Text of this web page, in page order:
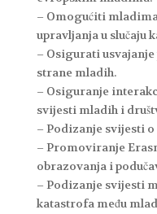
– Omogućiti
upravljanja u slučaju
– Osigurati
strane mladih.
– Osiguranje
svijesti mladih i
– Podizanje svijesti
– Promoviranje
obrazovanja i
– Podizanje svijesti
katastrofa među